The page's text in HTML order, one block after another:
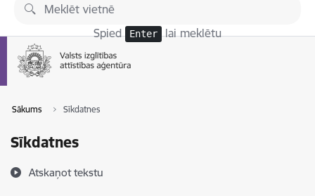
Pāriet uz lapas saturu
Spied Enter lai meklētu
Sākums Sīkdatnes
Sīkdatnes
Atskaņot tekstu